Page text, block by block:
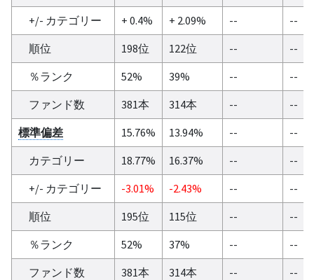
+/- カテゴリー
+ 0.4% + 2.09% --
--
順位
198位 122位 --
--
％ランク
52% 39% --
--
ファンド数
381本 314本 --
--
標準偏差
15.76% 13.94% --
--
カテゴリー
18.77% 16.37% --
--
+/- カテゴリー
-3.01% -2.43% --
--
順位
195位 115位 --
--
％ランク
52% 37% --
--
ファンド数
381本 314本 --
--